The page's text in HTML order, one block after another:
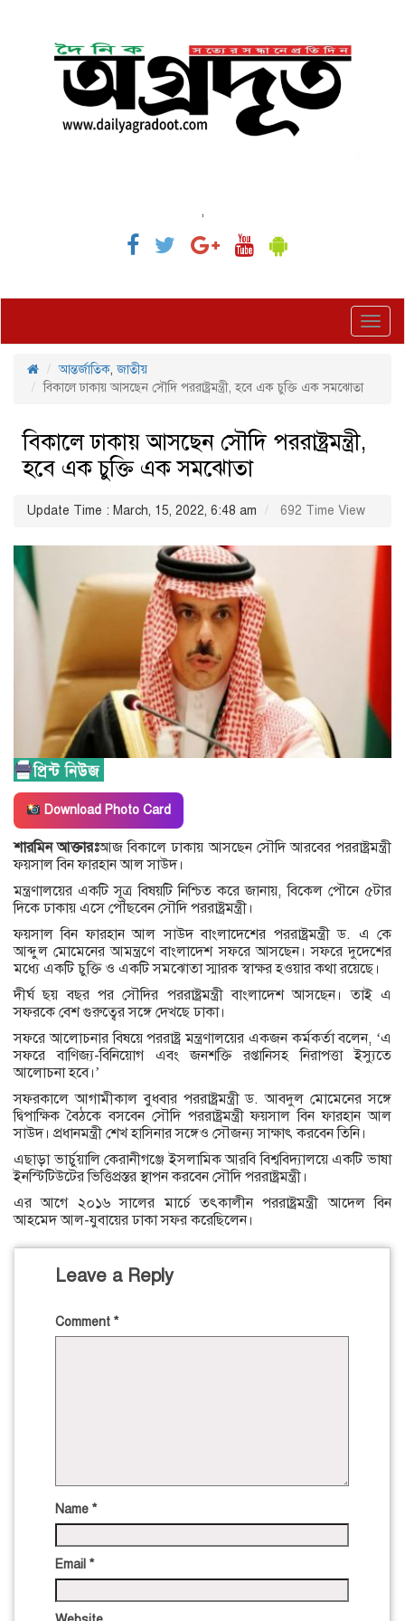
,
আন্তর্জাতিক,জাতীয়
বিকালে ঢাকায় আসছেন সৌদি পররাষ্ট্রমন্ত্রী, হবে এক চুক্তি এক সমঝোতা
বিকালে ঢাকায় আসছেন সৌদি পররাষ্ট্রমন্ত্রী,
হবে এক চুক্তি এক সমঝোতা
Update Time : March, 15, 2022, 6:48 am 692 Time View
Download Photo Card
শারমিন আক্তারঃআজ বিকালে ঢাকায় আসছেন সৌদি আরবের পররাষ্ট্রমন্ত্রী
ফয়সাল বিন ফারহান আল সাউদ।
মন্ত্রণালয়ের একটি সূত্র বিষয়টি নিশ্চিত করে জানায়, বিকেল পৌনে ৫টার
দিকে ঢাকায় এসে পৌঁছবেন সৌদি পররাষ্ট্রমন্ত্রী।
ফয়সাল বিন ফারহান আল সাউদ বাংলাদেশের পররাষ্ট্রমন্ত্রী ড. এ কে
আব্দুল মোমেনের আমন্ত্রণে বাংলাদেশ সফরে আসছেন। সফরে দুদেশের
মধ্যে একটি চুক্তি ও একটি সমঝোতা স্মারক স্বাক্ষর হওয়ার কথা রয়েছে।
দীর্ঘ ছয় বছর পর সৌদির পররাষ্ট্রমন্ত্রী বাংলাদেশ আসছেন। তাই এ
সফরকে বেশ গুরুত্বের সঙ্গে দেখছে ঢাকা।
সফরে আলোচনার বিষয়ে পররাষ্ট্র মন্ত্রণালয়ের একজন কর্মকর্তা বলেন, ‘এ
সফরে বাণিজ্য-বিনিয়োগ এবং জনশক্তি রপ্তানিসহ নিরাপত্তা ইস্যুতে
আলোচনা হবে।’
সফরকালে আগামীকাল বুধবার পররাষ্ট্রমন্ত্রী ড. আবদুল মোমেনের সঙ্গে
দ্বিপাক্ষিক বৈঠকে বসবেন সৌদি পররাষ্ট্রমন্ত্রী ফয়সাল বিন ফারহান আল
সাউদ। প্রধানমন্ত্রী শেখ হাসিনার সঙ্গেও সৌজন্য সাক্ষাৎ করবেন তিনি।
এছাড়া ভার্চুয়ালি কেরানীগঞ্জে ইসলামিক আরবি বিশ্ববিদ্যালয়ে একটি ভাষা
ইনস্টিটিউটের ভিত্তিপ্রস্তর স্থাপন করবেন সৌদি পররাষ্ট্রমন্ত্রী।
এর আগে ২০১৬ সালের মার্চে তৎকালীন পররাষ্ট্রমন্ত্রী আদেল বিন
আহমেদ আল-যুবায়ের ঢাকা সফর করেছিলেন।
Leave a Reply
Comment *
Name *
Email *